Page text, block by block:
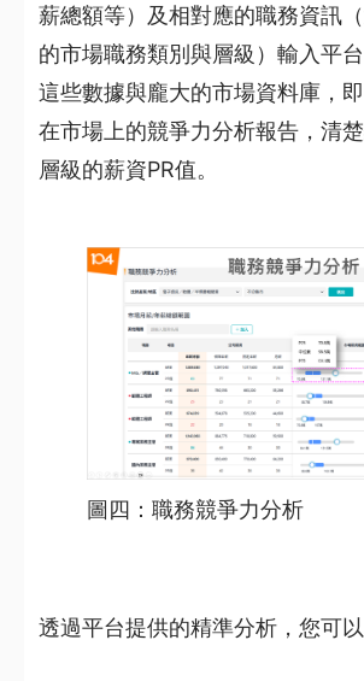
薪總額等）及相對應的職務資訊
的市場職務類別與層級）輸入平
這些數據與龐大的市場資料庫，
在市場上的競爭力分析報告，清楚
層級的薪資PR值。
圖四：職務競爭力分析
透過平台提供的精準分析，您可以